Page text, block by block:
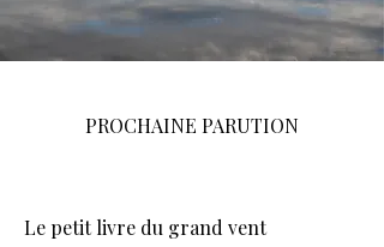
PROCHAINE PARUTION
Le petit livre du grand vent